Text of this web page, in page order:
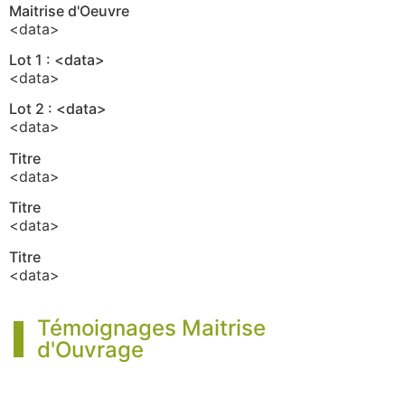
Maitrise d'Oeuvre
<data>
Lot 1 : <data>
<data>
Lot 2 : <data>
<data>
Titre
<data>
Titre
<data>
Titre
<data>
Témoignages Maitrise
d'Ouvrage